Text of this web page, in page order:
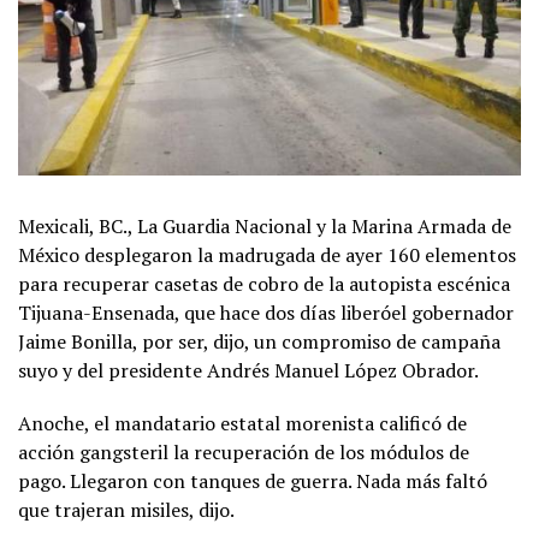
Mexicali, BC., La Guardia Nacional y la Marina Armada de
México desplegaron la madrugada de ayer 160 elementos
para recuperar casetas de cobro de la autopista escénica
Tijuana-Ensenada, que hace dos días liberóel gobernador
Jaime Bonilla, por ser, dijo, un compromiso de campaña
suyo y del presidente Andrés Manuel López Obrador.
Anoche, el mandatario estatal morenista calificó de
acción gangsteril la recuperación de los módulos de
pago. Llegaron con tanques de guerra. Nada más faltó
que trajeran misiles, dijo.